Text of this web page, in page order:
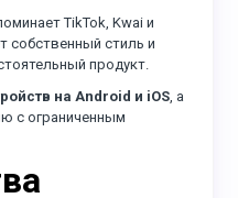
TikTok, Kwai и
собственный стиль и
продукт.
на Android и iOS, а
с ограниченным